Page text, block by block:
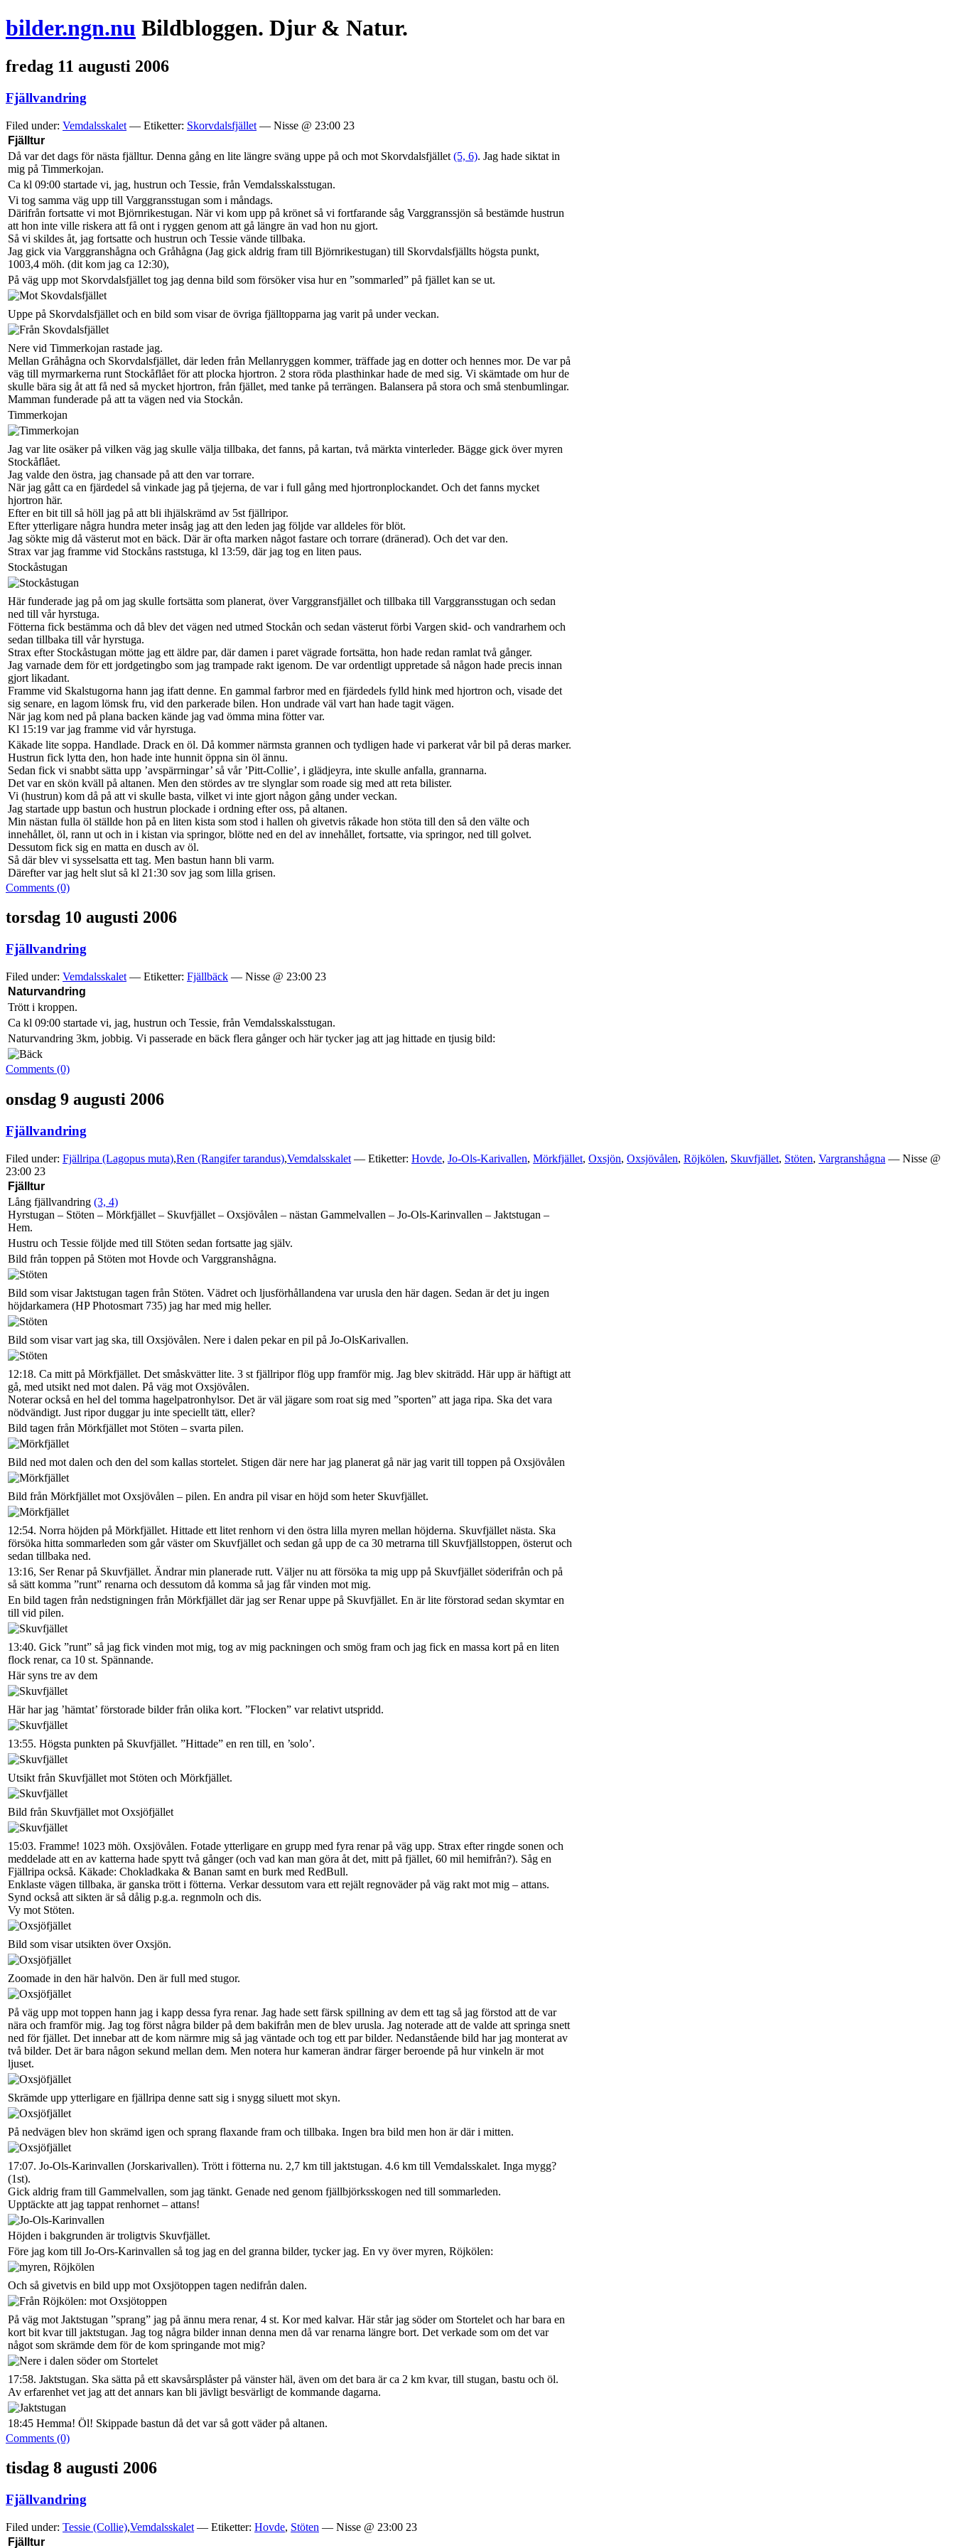
bilder.ngn.nu Bildbloggen. Djur & Natur.
fredag 11 augusti 2006
Fjällvandring
Filed under: Vemdalsskalet — Etiketter: Skorvdalsfjället — Nisse @ 23:00 23
Fjälltur
Då var det dags för nästa fjälltur. Denna gång en lite längre sväng uppe på och mot Skorvdalsfjället (5, 6). Jag hade siktat in
mig på Timmerkojan.
Ca kl 09:00 startade vi, jag, hustrun och Tessie, från Vemdalsskalsstugan.
Vi tog samma väg upp till Varggransstugan som i måndags.
Därifrån fortsatte vi mot Björnrikestugan. När vi kom upp på krönet så vi fortfarande såg Varggranssjön så bestämde hustrun
att hon inte ville riskera att få ont i ryggen genom att gå längre än vad hon nu gjort.
Så vi skildes åt, jag fortsatte och hustrun och Tessie vände tillbaka.
Jag gick via Varggranshågna och Gråhågna (Jag gick aldrig fram till Björnrikestugan) till Skorvdalsfjällts högsta punkt,
1003,4 möh. (dit kom jag ca 12:30),
På väg upp mot Skorvdalsfjället tog jag denna bild som försöker visa hur en ”sommarled” på fjället kan se ut.
Uppe på Skorvdalsfjället och en bild som visar de övriga fjälltopparna jag varit på under veckan.
Nere vid Timmerkojan rastade jag.
Mellan Gråhågna och Skorvdalsfjället, där leden från Mellanryggen kommer, träffade jag en dotter och hennes mor. De var på
väg till myrmarkerna runt Stockåflået för att plocka hjortron. 2 stora röda plasthinkar hade de med sig. Vi skämtade om hur de
skulle bära sig åt att få ned så mycket hjortron, från fjället, med tanke på terrängen. Balansera på stora och små stenbumlingar.
Mamman funderade på att ta vägen ned via Stockån.
Timmerkojan
Jag var lite osäker på vilken väg jag skulle välja tillbaka, det fanns, på kartan, två märkta vinterleder. Bägge gick över myren
Stockåflået.
Jag valde den östra, jag chansade på att den var torrare.
När jag gått ca en fjärdedel så vinkade jag på tjejerna, de var i full gång med hjortronplockandet. Och det fanns mycket
hjortron här.
Efter en bit till så höll jag på att bli ihjälskrämd av 5st fjällripor.
Efter ytterligare några hundra meter insåg jag att den leden jag följde var alldeles för blöt.
Jag sökte mig då västerut mot en bäck. Där är ofta marken något fastare och torrare (dränerad). Och det var den.
Strax var jag framme vid Stockåns raststuga, kl 13:59, där jag tog en liten paus.
Stockåstugan
Här funderade jag på om jag skulle fortsätta som planerat, över Varggransfjället och tillbaka till Varggransstugan och sedan
ned till vår hyrstuga.
Fötterna fick bestämma och då blev det vägen ned utmed Stockån och sedan västerut förbi Vargen skid- och vandrarhem och
sedan tillbaka till vår hyrstuga.
Strax efter Stockåstugan mötte jag ett äldre par, där damen i paret vägrade fortsätta, hon hade redan ramlat två gånger.
Jag varnade dem för ett jordgetingbo som jag trampade rakt igenom. De var ordentligt uppretade så någon hade precis innan
gjort likadant.
Framme vid Skalstugorna hann jag ifatt denne. En gammal farbror med en fjärdedels fylld hink med hjortron och, visade det
sig senare, en lagom lömsk fru, vid den parkerade bilen. Hon undrade väl vart han hade tagit vägen.
När jag kom ned på plana backen kände jag vad ömma mina fötter var.
Kl 15:19 var jag framme vid vår hyrstuga.
Käkade lite soppa. Handlade. Drack en öl. Då kommer närmsta grannen och tydligen hade vi parkerat vår bil på deras marker.
Hustrun fick lytta den, hon hade inte hunnit öppna sin öl ännu.
Sedan fick vi snabbt sätta upp ’avspärrningar’ så vår ’Pitt-Collie’, i glädjeyra, inte skulle anfalla, grannarna.
Det var en skön kväll på altanen. Men den stördes av tre slynglar som roade sig med att reta bilister.
Vi (hustrun) kom då på att vi skulle basta, vilket vi inte gjort någon gång under veckan.
Jag startade upp bastun och hustrun plockade i ordning efter oss, på altanen.
Min nästan fulla öl ställde hon på en liten kista som stod i hallen oh givetvis råkade hon stöta till den så den välte och
innehållet, öl, rann ut och in i kistan via springor, blötte ned en del av innehållet, fortsatte, via springor, ned till golvet.
Dessutom fick sig en matta en dusch av öl.
Så där blev vi sysselsatta ett tag. Men bastun hann bli varm.
Därefter var jag helt slut så kl 21:30 sov jag som lilla grisen.
Comments (0)
torsdag 10 augusti 2006
Fjällvandring
Filed under: Vemdalsskalet — Etiketter: Fjällbäck — Nisse @ 23:00 23
Naturvandring
Trött i kroppen.
Ca kl 09:00 startade vi, jag, hustrun och Tessie, från Vemdalsskalsstugan.
Naturvandring 3km, jobbig. Vi passerade en bäck flera gånger och här tycker jag att jag hittade en tjusig bild:
Comments (0)
onsdag 9 augusti 2006
Fjällvandring
Filed under: Fjällripa (Lagopus muta),Ren (Rangifer tarandus),Vemdalsskalet — Etiketter: Hovde, Jo-Ols-Karivallen, Mörkfjället, Oxsjön, Oxsjövålen, Röjkölen, Skuvfjället, Stöten, Vargranshågna — Nisse @
23:00 23
Fjälltur
Lång fjällvandring (3, 4)
Hyrstugan – Stöten – Mörkfjället – Skuvfjället – Oxsjövålen – nästan Gammelvallen – Jo-Ols-Karinvallen – Jaktstugan –
Hem.
Hustru och Tessie följde med till Stöten sedan fortsatte jag själv.
Bild från toppen på Stöten mot Hovde och Varggranshågna.
Bild som visar Jaktstugan tagen från Stöten. Vädret och ljusförhållandena var urusla den här dagen. Sedan är det ju ingen
höjdarkamera (HP Photosmart 735) jag har med mig heller.
Bild som visar vart jag ska, till Oxsjövålen. Nere i dalen pekar en pil på Jo-OlsKarivallen.
12:18. Ca mitt på Mörkfjället. Det småskvätter lite. 3 st fjällripor flög upp framför mig. Jag blev skiträdd. Här upp är häftigt att
gå, med utsikt ned mot dalen. På väg mot Oxsjövålen.
Noterar också en hel del tomma hagelpatronhylsor. Det är väl jägare som roat sig med ”sporten” att jaga ripa. Ska det vara
nödvändigt. Just ripor duggar ju inte speciellt tätt, eller?
Bild tagen från Mörkfjället mot Stöten – svarta pilen.
Bild ned mot dalen och den del som kallas stortelet. Stigen där nere har jag planerat gå när jag varit till toppen på Oxsjövålen
Bild från Mörkfjället mot Oxsjövålen – pilen. En andra pil visar en höjd som heter Skuvfjället.
12:54. Norra höjden på Mörkfjället. Hittade ett litet renhorn vi den östra lilla myren mellan höjderna. Skuvfjället nästa. Ska
försöka hitta sommarleden som går väster om Skuvfjället och sedan gå upp de ca 30 metrarna till Skuvfjällstoppen, österut och
sedan tillbaka ned.
13:16, Ser Renar på Skuvfjället. Ändrar min planerade rutt. Väljer nu att försöka ta mig upp på Skuvfjället söderifrån och på
så sätt komma ”runt” renarna och dessutom då komma så jag får vinden mot mig.
En bild tagen från nedstigningen från Mörkfjället där jag ser Renar uppe på Skuvfjället. En är lite förstorad sedan skymtar en
till vid pilen.
13:40. Gick ”runt” så jag fick vinden mot mig, tog av mig packningen och smög fram och jag fick en massa kort på en liten
flock renar, ca 10 st. Spännande.
Här syns tre av dem
Här har jag ’hämtat’ förstorade bilder från olika kort. ”Flocken” var relativt utspridd.
13:55. Högsta punkten på Skuvfjället. ”Hittade” en ren till, en ’solo’.
Utsikt från Skuvfjället mot Stöten och Mörkfjället.
Bild från Skuvfjället mot Oxsjöfjället
15:03. Framme! 1023 möh. Oxsjövålen. Fotade ytterligare en grupp med fyra renar på väg upp. Strax efter ringde sonen och
meddelade att en av katterna hade spytt två gånger (och vad kan man göra åt det, mitt på fjället, 60 mil hemifrån?). Såg en
Fjällripa också. Käkade: Chokladkaka & Banan samt en burk med RedBull.
Enklaste vägen tillbaka, är ganska trött i fötterna. Verkar dessutom vara ett rejält regnoväder på väg rakt mot mig – attans.
Synd också att sikten är så dålig p.g.a. regnmoln och dis.
Vy mot Stöten.
Bild som visar utsikten över Oxsjön.
Zoomade in den här halvön. Den är full med stugor.
På väg upp mot toppen hann jag i kapp dessa fyra renar. Jag hade sett färsk spillning av dem ett tag så jag förstod att de var
nära och framför mig. Jag tog först några bilder på dem bakifrån men de blev urusla. Jag noterade att de valde att springa snett
ned för fjället. Det innebar att de kom närmre mig så jag väntade och tog ett par bilder. Nedanstående bild har jag monterat av
två bilder. Det är bara någon sekund mellan dem. Men notera hur kameran ändrar färger beroende på hur vinkeln är mot
ljuset.
Skrämde upp ytterligare en fjällripa denne satt sig i snygg siluett mot skyn.
På nedvägen blev hon skrämd igen och sprang flaxande fram och tillbaka. Ingen bra bild men hon är där i mitten.
17:07. Jo-Ols-Karinvallen (Jorskarivallen). Trött i fötterna nu. 2,7 km till jaktstugan. 4.6 km till Vemdalsskalet. Inga mygg?
(1st).
Gick aldrig fram till Gammelvallen, som jag tänkt. Genade ned genom fjällbjörksskogen ned till sommarleden.
Upptäckte att jag tappat renhornet – attans!
Höjden i bakgrunden är troligtvis Skuvfjället.
Före jag kom till Jo-Ors-Karinvallen så tog jag en del granna bilder, tycker jag. En vy över myren, Röjkölen:
Och så givetvis en bild upp mot Oxsjötoppen tagen nedifrån dalen.
På väg mot Jaktstugan ”sprang” jag på ännu mera renar, 4 st. Kor med kalvar. Här står jag söder om Stortelet och har bara en
kort bit kvar till jaktstugan. Jag tog några bilder innan denna men då var renarna längre bort. Det verkade som om det var
något som skrämde dem för de kom springande mot mig?
17:58. Jaktstugan. Ska sätta på ett skavsårsplåster på vänster häl, även om det bara är ca 2 km kvar, till stugan, bastu och öl.
Av erfarenhet vet jag att det annars kan bli jävligt besvärligt de kommande dagarna.
18:45 Hemma! Öl! Skippade bastun då det var så gott väder på altanen.
Comments (0)
tisdag 8 augusti 2006
Fjällvandring
Filed under: Tessie (Collie),Vemdalsskalet — Etiketter: Hovde, Stöten — Nisse @ 23:00 23
Fjälltur